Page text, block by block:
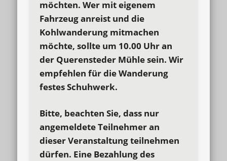
möchten. Wer mit eigenem
Fahrzeug anreist und die
Kohlwanderung mitmachen
möchte, sollte um 10.00 Uhr an
der Querensteder Mühle sein. Wir
empfehlen für die Wanderung
festes Schuhwerk.
Bitte, beachten Sie, dass nur
angemeldete Teilnehmeran
dieser Veranstaltung teilnehmen
dürfen. Eine Bezahlung des